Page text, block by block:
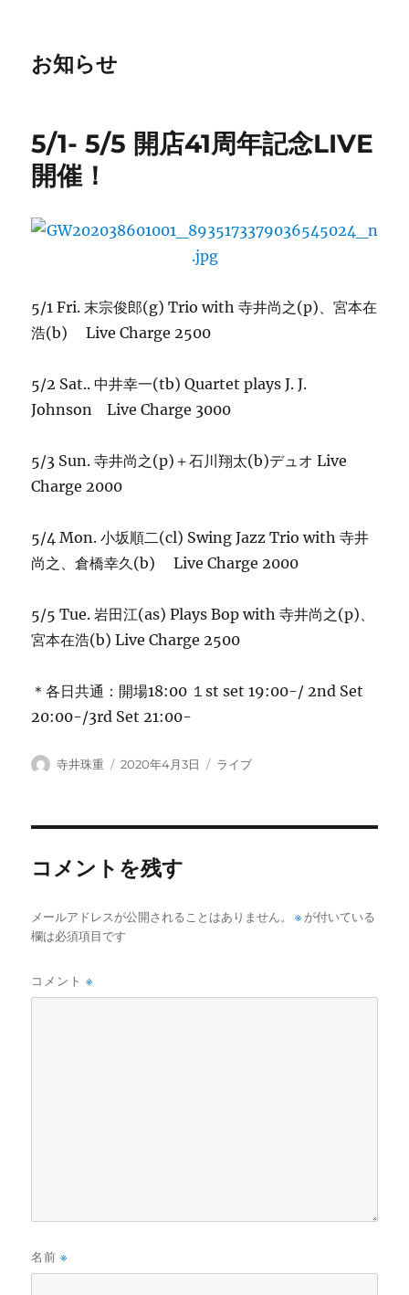
お知らせ
5/1- 5/5 開店41周年記念LIVE
開催！
5/1 Fri. 末宗俊郎(g) Trio with 寺井尚之(p)、宮本在
浩(b) Live Charge 2500
5/2 Sat.. 中井幸一(tb) Quartet plays J. J.
Johnson Live Charge 3000
5/3 Sun. 寺井尚之(p)＋石川翔太(b)デュオ Live
Charge 2000
5/4 Mon. 小坂順二(cl) Swing Jazz Trio with 寺井
尚之、倉橋幸久(b) Live Charge 2000
5/5 Tue. 岩田江(as) Plays Bop with 寺井尚之(p)、
宮本在浩(b) Live Charge 2500
＊各日共通：開場18:00 １st set 19:00-/ 2nd Set
20:00-/3rd Set 21:00-
投
寺井珠重
投
2020年4月3日
カ
ライブ
コメントを残す
メールアドレスが公開されることはありません。 ※ が付いている
欄は必須項目です
コメント※
名前※